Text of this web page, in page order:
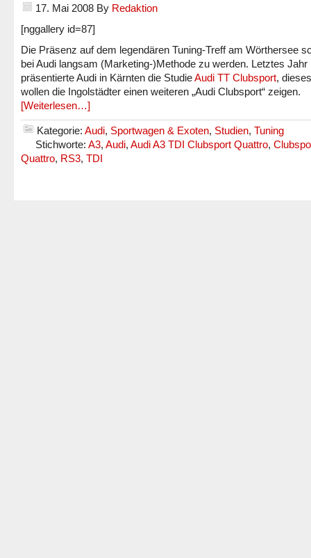
17. Mai 2008 By Redaktion
[nggallery id=87]
Die Präsenz auf dem legendären Tuning-Treff am Wörthersee
bei Audi langsam (Marketing-)Methode zu werden. Letztes Jahr
präsentierte Audi in Kärnten die StudieAudi TT Clubsport,
wollen die Ingolstädter einen weiteren „Audi Clubsport“ zeigen.
[Weiterlesen…]
Kategorie: Audi, Sportwagen & Exoten, Studien, Tuning
Stichworte: A3, Audi, Audi A3 TDI Clubsport Quattro,
Quattro, RS3, TDI